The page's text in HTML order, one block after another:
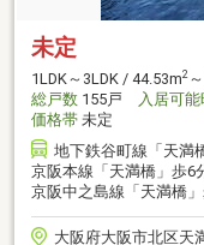
未定
1LDK～3LDK / 44.53m2
総戸数 155戸 入居可能
価格帯 未定
地下鉄谷町線「天満
京阪本線「天満橋」歩6
京阪中之島線「天満橋
大阪府大阪市北区天